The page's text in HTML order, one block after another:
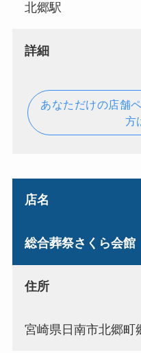
北郷駅
詳細
あなただけの店舗
方
店名
総合葬祭さくら会館
住所
宮崎県日南市北郷町